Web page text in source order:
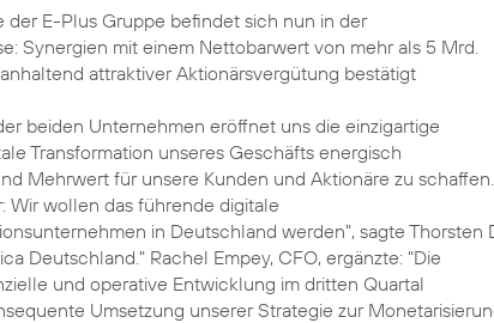
der E-Plus Gruppe befindet sich nun in der
Synergien mit einem Nettobarwert von mehr als 5 Mrd.
attraktiver Aktionärsvergütung bestätigt
beiden Unternehmen eröffnet uns die einzigartige
Transformation unseres Geschäfts energisch
Mehrwert für unsere Kunden und Aktionäre zu schaffen.
Wir wollen das führende digitale
in Deutschland werden", sagte Thorsten
Deutschland." Rachel Empey, CFO, ergänzte: "Die
und operative Entwicklung im dritten Quartal
Umsetzung unserer Strategie zur